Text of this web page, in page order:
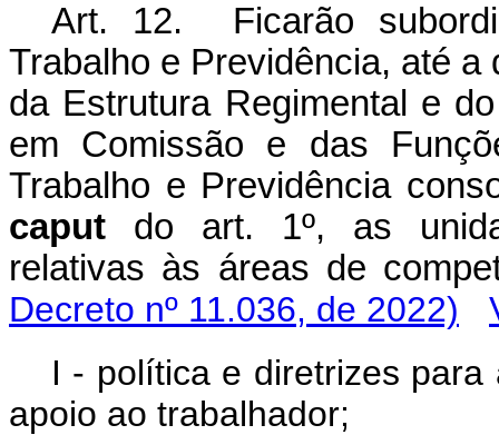
Art. 12. Ficarão
Trabalho e Previdência, até
da Estrutura Regimental e
em Comissão e das
Trabalho e Previdência
caput do art. 1º, as
relativas às áreas de
Decreto nº 11.036, de 2022)
I - política e diretrizes
apoio ao trabalhador;